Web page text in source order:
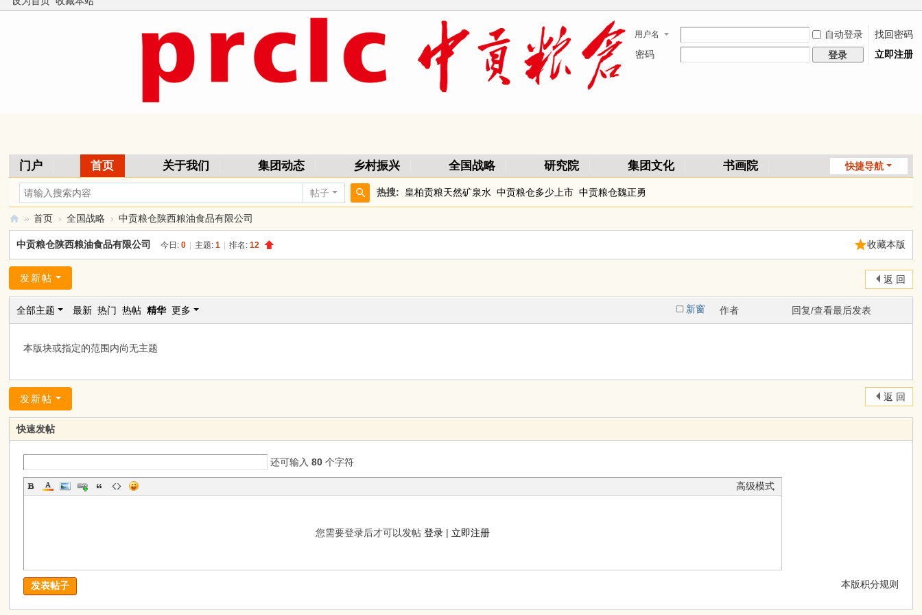
用户名 自动登录
找回密码
密码
登录 立即注册
快捷导航
门户 首页 关于我们 集团动态 乡村振兴 全国战略 研究院 集团文化
书画院
皇柏贡粮
联系我们
帖子
搜
索
热搜: 皇柏贡粮天然矿泉水 中贡粮仓多少上市 中贡粮仓魏正勇
贡
仓
【
】
» 首页 › 全国战略 › 中贡粮仓陕西粮油食品有限公司
收藏本版
中贡粮仓陕西粮油食品有限公司 今日:0 | 主题:1 | 排名:12
返 回
发新帖
新窗
全部主题 最新 热门 热帖 精华 更多 作者 回复/查看最后发表
本版块或指定的范围内尚无主题
返 回
发新帖
快速发帖
还可输入80 个字符
高级模式
您需要登录后才可以发帖 登录| 立即注册
本版积分规则
发表帖子